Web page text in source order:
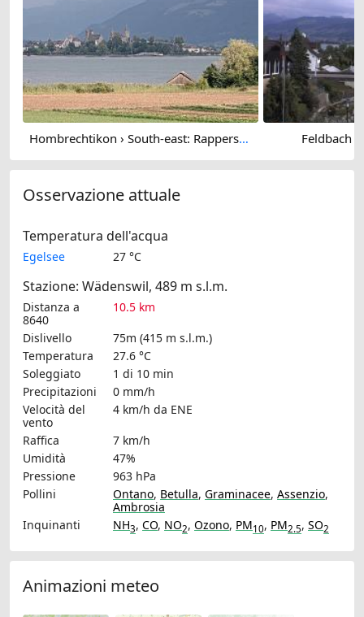
Hombrechtikon › South-east: Rapperswil-Jona Feldbach
Osservazione attuale
Temperatura dell'acqua
Egelsee 27 °C
Stazione: Wädenswil, 489 m s.l.m.
Distanza a
8640
10.5 km
Dislivello
75m (415 m s.l.m.)
Temperatura
27.6 °C
Soleggiato
1 di 10 min
Precipitazioni
0 mm/h
Velocità del
vento
4 km/h da ENE
Raffica
7 km/h
Umidità
47%
Pressione
963 hPa
Pollini
Ontano, Betulla, Graminacee, Assenzio,
Ambrosia
Inquinanti
NH3, CO, NO2, Ozono, PM10, PM2.5, SO2
Animazioni meteo